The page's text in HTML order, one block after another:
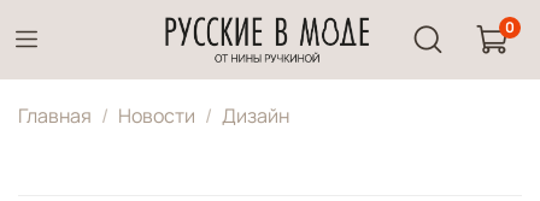
0
Главная Новости Дизайн